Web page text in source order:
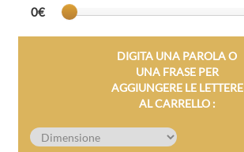
0€
DIGITA UNA PAROLA O
UNA FRASE PER
AGGIUNGERE LE LETTERE
AL CARRELLO :